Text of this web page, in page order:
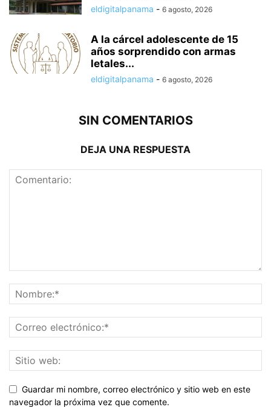
eldigitalpanama - 6 agosto, 2026
A la cárcel adolescente de 15
años sorprendido con armas
letales...
eldigitalpanama - 6 agosto, 2026
SIN COMENTARIOS
DEJA UNA RESPUESTA
Guardar mi nombre, correo electrónico y sitio web en este
navegador la próxima vez que comente.